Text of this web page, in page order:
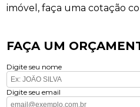
imóvel, faça uma cotação
FAÇA UM
Digite seu nome
Digite seu email